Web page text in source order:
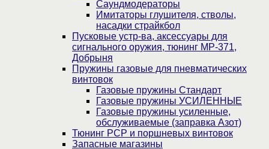
Саундмодераторы
Имитаторы глушителя, стволы,
насадки страйкбол
Пусковые устр-ва, аксессуары для
сигнального оружия, тюнинг МР-371,
Добрыня
Пружины газовые для пневматических
винтовок
Газовые пружины Стандарт
Газовые пружины УСИЛЕННЫЕ
Газовые пружины усиленные,
обслуживаемые (заправка Азот)
Тюнинг PCP и поршневых винтовок
Запасные магазины